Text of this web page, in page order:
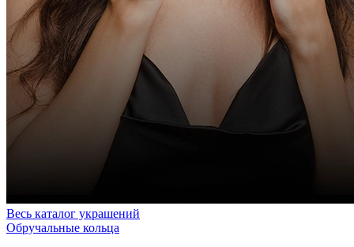
Весь каталог украшений
Обручальные кольца